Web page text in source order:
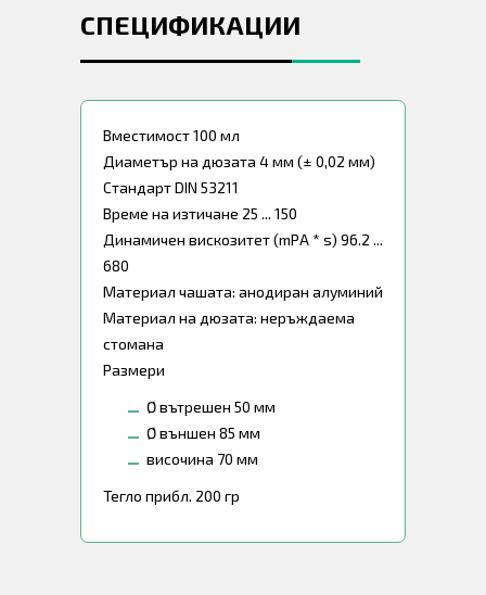
СПЕЦИФИКАЦИИ
Вместимост 100 мл
Диаметър на дюзата 4 мм (± 0,02 мм)
Стандарт DIN 53211
Време на изтичане 25 ... 150
Динамичен вискозитет (mPA * s) 96.2 ...
680
Материал чашата: анодиран алуминий
Материал на дюзата: неръждаема
стомана
Размери
Ø вътрешен 50 мм
Ø външен 85 мм
височина 70 мм
Тегло прибл. 200 гр